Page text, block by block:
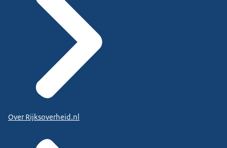
Over Rijksoverheid.nl